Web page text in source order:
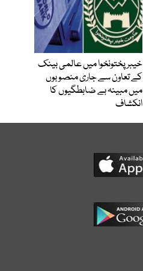
خیبرپختونخوا میں عالمی بینک
کے تعاون سے جاری منصوبوں
میں مبینہ بے ضابطگیوں کا
انکشاف